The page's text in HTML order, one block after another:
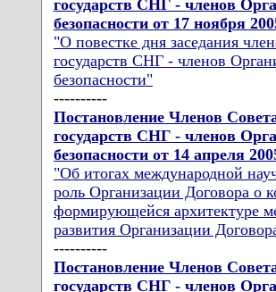
государств СНГ - членов
безопасности от 17 ноября
"О повестке дня заседания
государств СНГ - членов
безопасности"
----------
Постановление Членов
государств СНГ - членов
безопасности от 14 апреля
"Об итогах международной
роль Организации Договора о
формирующейся архитектуре
развития Организации
----------
Постановление Членов
государств СНГ - членов